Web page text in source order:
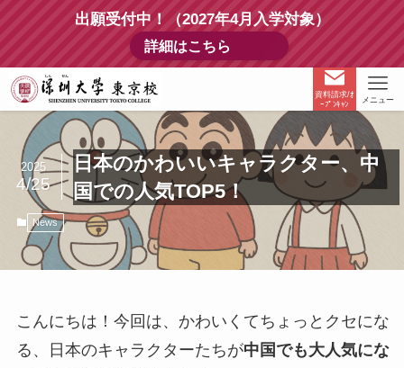
出願受付中！（2027年4月入学対象）
詳細はこちら
資料請求/ｵ
ｰﾌﾟﾝｷｬﾝ
メニュー
日本のかわいいキャラクター、中
国での人気TOP5！
2025
4/25
News
こんにちは！今回は、かわいくてちょっとクセにな
る、日本のキャラクターたちが中国でも大人気にな